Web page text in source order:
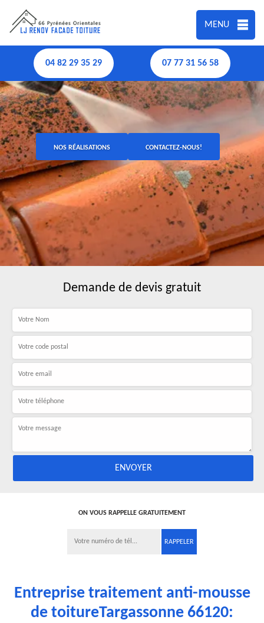
MENU
04 82 29 35 29 07 77 31 56 58
NOS RÉALISATIONS CONTACTEZ-NOUS!
Demande de devis gratuit
ON VOUS RAPPELLE GRATUITEMENT
Entreprise traitement anti-mousse
de toitureTargassonne 66120: